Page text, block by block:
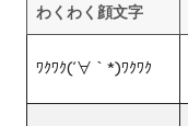
わくわく顔文字
ﾜｸﾜｸ(´∀｀*)ﾜｸﾜｸ